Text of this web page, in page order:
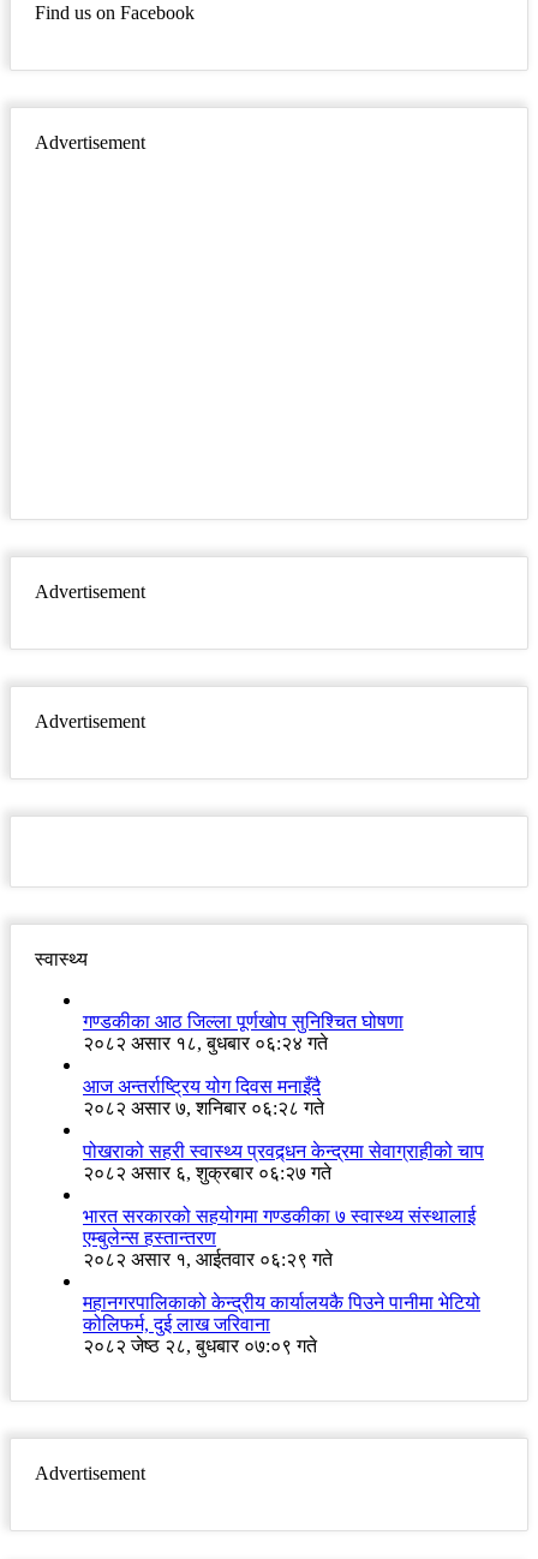
Find us on Facebook
Advertisement
Advertisement
Advertisement
स्वास्थ्य
गण्डकीका आठ जिल्ला पूर्णखोप सुनिश्चित घोषणा
२०८२ असार १८, बुधबार ०६:२४ गते
आज अन्तर्राष्ट्रिय योग दिवस मनाइँदै
२०८२ असार ७, शनिबार ०६:२८ गते
पोखराको सहरी स्वास्थ्य प्रवद्र्धन केन्द्रमा सेवाग्राहीको चाप
२०८२ असार ६, शुक्रबार ०६:२७ गते
भारत सरकारको सहयोगमा गण्डकीका ७ स्वास्थ्य संस्थालाई
एम्बुलेन्स हस्तान्तरण
२०८२ असार १, आईतवार ०६:२९ गते
महानगरपालिकाको केन्द्रीय कार्यालयकै पिउने पानीमा भेटियो
कोलिफर्म, दुई लाख जरिवाना
२०८२ जेष्ठ २८, बुधबार ०७:०९ गते
Advertisement